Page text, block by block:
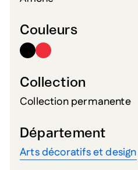
Couleurs
Collection
Collection permanente
Département
Arts décoratifs et design